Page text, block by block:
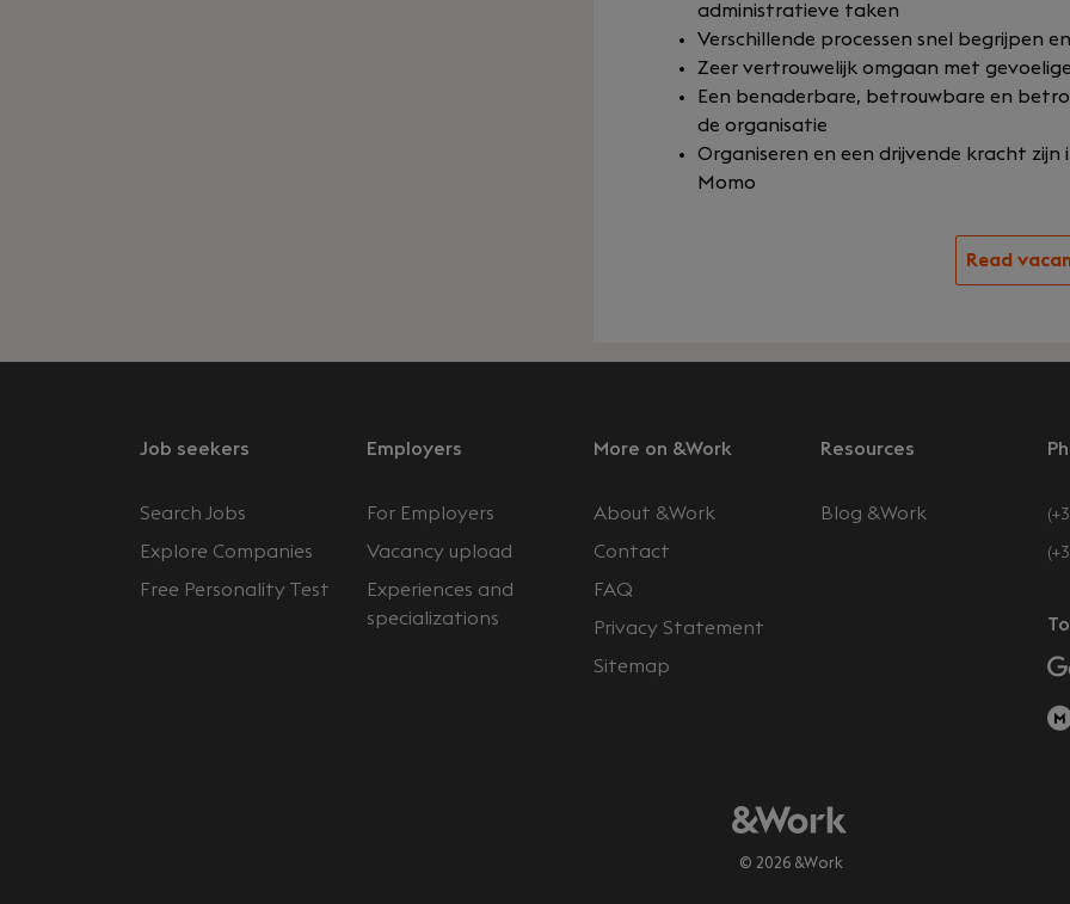
administratieve taken
Verschillende processen snel begrijpen
Zeer vertrouwelijk omgaan met
Een benaderbare, betrouwbare en
de organisatie
Organiseren en een drijvende kracht zijn
Momo
Read
Job seekers
Search Jobs
Explore Companies
Free Personality Test
Employers
For Employers
Vacancy upload
Experiences and
specializations
More on &Work
About &Work
Contact
FAQ
Privacy Statement
Sitemap
Resources
Blog &Work
© 2026 &Work